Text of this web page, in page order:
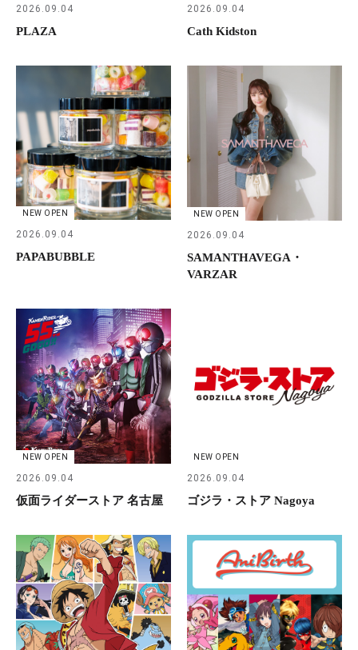
2026.09.04
PLAZA
2026.09.04
Cath Kidston
NEW OPEN
2026.09.04
PAPABUBBLE
NEW OPEN
2026.09.04
SAMANTHAVEGA・
VARZAR
NEW OPEN
2026.09.04
仮面ライダーストア 名古屋
NEW OPEN
2026.09.04
ゴジラ・ストア Nagoya